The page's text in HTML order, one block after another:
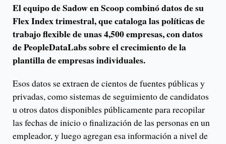
El equipo de Sadow en Scoop combinó datos de su
Flex Index trimestral, que cataloga las políticas de
trabajo flexible de unas 4,500 empresas, con datos
de PeopleDataLabs sobre el crecimiento de la
plantilla de empresas individuales.
Esos datos se extraen de cientos de fuentes públicas y
privadas, como sistemas de seguimiento de candidatos
u otros datos disponibles públicamente para recopilar
las fechas de inicio o finalización de las personas en un
empleador, y luego agregan esa información a nivel de